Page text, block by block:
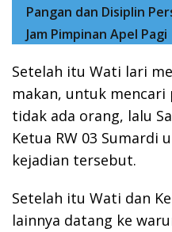
Pangan dan Disiplin
Jam Pimpinan Apel Pagi
Setelah itu Wati lari
makan, untuk
tidak ada orang, lalu
Ketua RW 03
kejadian tersebut.
Setelah itu Wati dan
lainnya datang ke